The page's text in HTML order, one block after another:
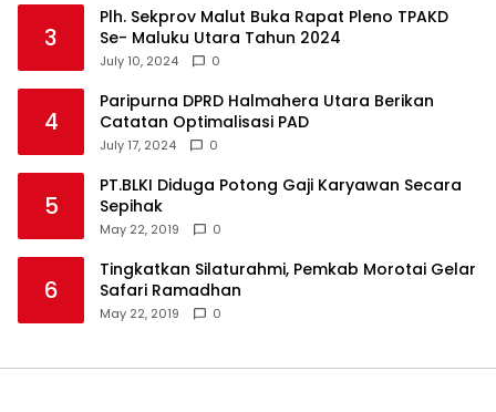
3
Plh. Sekprov Malut Buka Rapat Pleno TPAKD
Se- Maluku Utara Tahun 2024
July 10, 2024 0
4
Paripurna DPRD Halmahera Utara Berikan
Catatan Optimalisasi PAD
July 17, 2024 0
5
PT.BLKI Diduga Potong Gaji Karyawan Secara
Sepihak
May 22, 2019 0
6
Tingkatkan Silaturahmi, Pemkab Morotai Gelar
Safari Ramadhan
May 22, 2019 0